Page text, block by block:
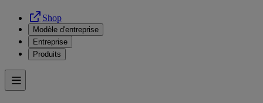
Shop
Modèle d'entreprise
Entreprise
Produits